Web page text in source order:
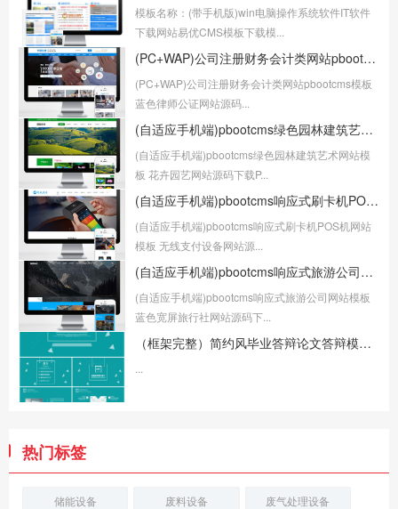
模板名称：(带手机版)win电脑操作系统软件IT软件
下载网站易优CMS模板下载模...
(PC+WAP)公司注册财务会计类网站pbootcms模板 蓝色律师公证网站源码下载
(PC+WAP)公司注册财务会计类网站pbootcms模板
蓝色律师公证网站源码...
(自适应手机端)pbootcms绿色园林建筑艺术网站模板 花卉园艺网站源码下载
(自适应手机端)pbootcms绿色园林建筑艺术网站模
板 花卉园艺网站源码下载P...
(自适应手机端)pbootcms响应式刷卡机POS机网站模板 无线支付设备网站源码
(自适应手机端)pbootcms响应式刷卡机POS机网站
模板 无线支付设备网站源...
(自适应手机端)pbootcms响应式旅游公司网站模板 蓝色宽屏旅行社网站源码下载
(自适应手机端)pbootcms响应式旅游公司网站模板
蓝色宽屏旅行社网站源码下...
（框架完整）简约风毕业答辩论文答辩模板下载
热门标签
储能设备 废料设备
废气处理设备